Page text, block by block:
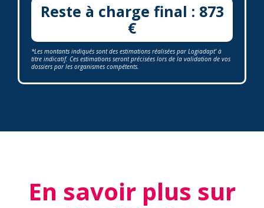
Reste à charge final : 873
€
*Les montants indiqués sont des estimations réalisées par Logiadapt' à
titre indicatif. Ces estimations seront précisées lors de la validation de vos
dossiers par les organismes compétents.
En savoir plus sur